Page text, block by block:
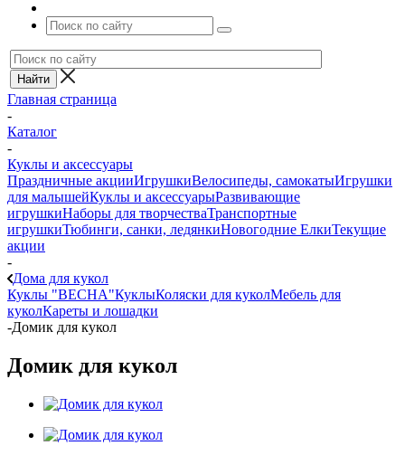
Главная страница
-
Каталог
-
Куклы и аксессуары
Праздничные акцииИгрушкиВелосипеды, самокатыИгрушки
для малышейКуклы и аксессуарыРазвивающие
игрушкиНаборы для творчестваТранспортные
игрушкиТюбинги, санки, ледянкиНовогодние ЕлкиТекущие
акции
-
Дома для кукол
Куклы "ВЕСНА"КуклыКоляски для куколМебель для
куколКареты и лошадки
-Домик для кукол
Домик для кукол